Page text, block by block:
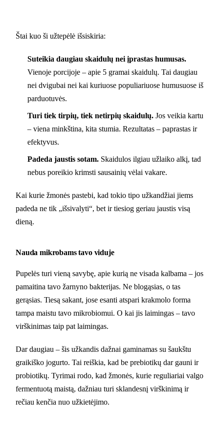
Štai kuo ši užtepėlė išsiskiria:
Suteikia daugiau skaidulų nei įprastas humusas.
Vienoje porcijoje – apie 5 gramai skaidulų. Tai daugiau
nei dvigubai nei kai kuriuose populiariuose humusuose iš
parduotuvės.
Turi tiek tirpių, tiek netirpių skaidulų. Jos veikia kartu
– viena minkština, kita stumia. Rezultatas – paprastas ir
efektyvus.
Padeda jaustis sotam. Skaidulos ilgiau užlaiko alkį, tad
nebus poreikio krimsti sausainių vėlai vakare.
Kai kurie žmonės pastebi, kad tokio tipo užkandžiai jiems
padeda ne tik „išsivalyti“, bet ir tiesiog geriau jaustis visą
dieną.
Nauda mikrobams tavo viduje
Pupelės turi vieną savybę, apie kurią ne visada kalbama – jos
pamaitina tavo žarnyno bakterijas. Ne blogąsias, o tas
gerąsias. Tiesą sakant, jose esanti atspari krakmolo forma
tampa maistu tavo mikrobiomui. O kai jis laimingas – tavo
virškinimas taip pat laimingas.
Dar daugiau – šis užkandis dažnai gaminamas su šaukštu
graikiško jogurto. Tai reiškia, kad be prebiotikų dar gauni ir
probiotikų. Tyrimai rodo, kad žmonės, kurie reguliariai valgo
fermentuotą maistą, dažniau turi sklandesnį virškinimą ir
rečiau kenčia nuo užkietėjimo.